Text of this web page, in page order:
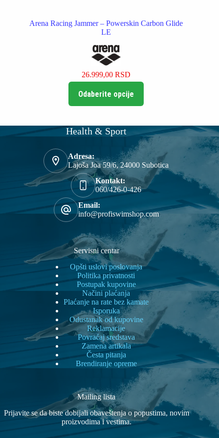
Arena Racing Jammer – Powerskin Carbon Glide
LE
26.999,00RSD
Odaberite opcije
proizvod
Opcije
mogu
izabrane
na
stranici
proizvoda.
Health & Sport
Adresa:
Lajoša Joa 59/6, 24000 Subotica
Kontakt:
060/426-0-426
Email:
info@profiswimshop.com
Servisni centar
Opšti uslovi poslovanja
Politika privatnosti
Postupak kupovine
Načini plaćanja
Plaćanje na rate bez kamate
Isporuka
Odustanak od kupovine
Reklamacije
Povraćaj sredstava
Zamena artikala
Česta pitanja
Brendiranje opreme
Mailing lista
Prijavite se da biste dobijali obaveštenja o popustima, novim
proizvodima i vestima.